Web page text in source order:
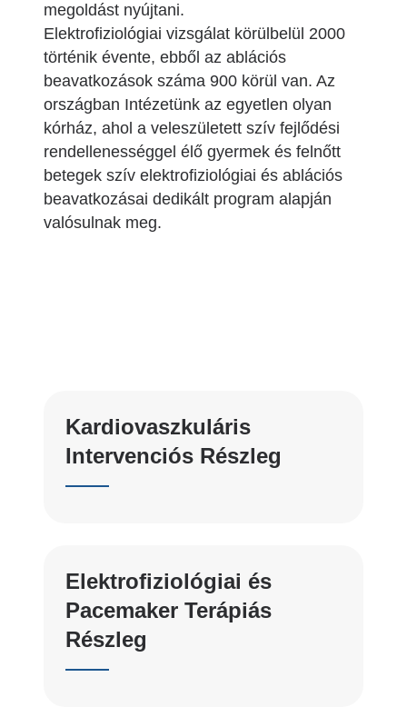
megoldást nyújtani.
Elektrofiziológiai vizsgálat körülbelül 2000
történik évente, ebből az ablációs
beavatkozások száma 900 körül van. Az
országban Intézetünk az egyetlen olyan
kórház, ahol a veleszületett szív fejlődési
rendellenességgel élő gyermek és felnőtt
betegek szív elektrofiziológiai és ablációs
beavatkozásai dedikált program alapján
valósulnak meg.
Kardiovaszkuláris
Intervenciós Részleg
Elektrofiziológiai és
Pacemaker Terápiás
Részleg